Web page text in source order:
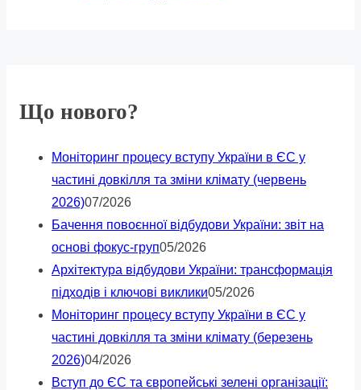
Що нового?
Моніторинг процесу вступу України в ЄС у
частині довкілля та зміни клімату (червень
2026)07/2026
Бачення повоєнної відбудови України: звіт на
основі фокус-груп05/2026
Архітектура відбудови України: трансформація
підходів і ключові виклики05/2026
Моніторинг процесу вступу України в ЄС у
частині довкілля та зміни клімату (березень
2026)04/2026
Вступ до ЄС та європейські зелені організації: